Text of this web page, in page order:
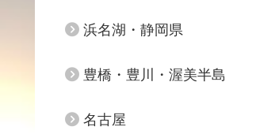
浜名湖・静岡県
豊橋・豊川・渥美半島
名古屋